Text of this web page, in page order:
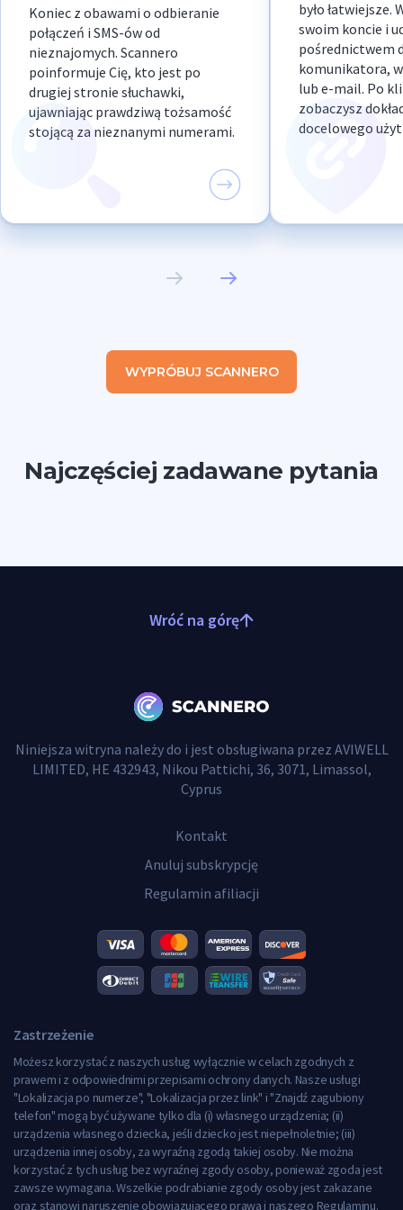
Koniec z obawami o odbieranie
połączeń i SMS-ów od
nieznajomych. Scannero
poinformuje Cię, kto jest po
drugiej stronie słuchawki,
ujawniając prawdziwą tożsamość
stojącą za nieznanymi numerami.
było łatwiejsze.
swoim koncie i
pośrednictwem
komunikatora,
lub e-mail. Po
zobaczysz
docelowego
WYPRÓBUJ SCANNERO
Najczęściej zadawane pytania
Wróć na górę
Niniejsza witryna należy do i jest obsługiwana przez AVIWELL
LIMITED, HE 432943, Nikou Pattichi, 36, 3071, Limassol,
Cyprus
Kontakt
Anuluj subskrypcję
Regulamin afiliacji
Zastrzeżenie
Możesz korzystać z naszych usług wyłącznie w celach zgodnych z
prawem i z odpowiednimi przepisami ochrony danych. Nasze usługi
"Lokalizacja po numerze", "Lokalizacja przez link" i "Znajdź zagubiony
telefon" mogą być używane tylko dla (i) własnego urządzenia; (ii)
urządzenia własnego dziecka, jeśli dziecko jest niepełnoletnie; (iii)
urządzenia innej osoby, za wyraźną zgodą takiej osoby. Nie można
korzystać z tych usług bez wyraźnej zgody osoby, ponieważ zgoda jest
zawsze wymagana. Wszelkie podrabianie zgody osoby jest zakazane
oraz stanowi naruszenie obowiązującego prawa i naszego Regulaminu.